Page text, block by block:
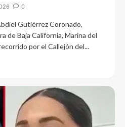
0
Gutiérrez Coronado,
de Baja California, Marina del
por el Callejón del...